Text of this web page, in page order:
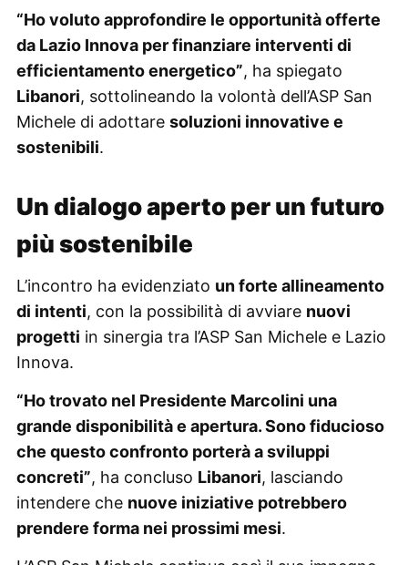
“Ho voluto approfondire le opportunità offerte
da Lazio Innova per finanziare interventi di
efficientamento energetico”, ha spiegato
Libanori, sottolineando la volontà dell’ASP San
Michele di adottare soluzioni innovative e
sostenibili.
Un dialogo aperto per un futuro
più sostenibile
L’incontro ha evidenziato un forte allineamento
di intenti, con la possibilità di avviare nuovi
progetti in sinergia tra l’ASP San Michele e Lazio
Innova.
“Ho trovato nel Presidente Marcolini una
grande disponibilità e apertura. Sono fiducioso
che questo confronto porterà a sviluppi
concreti”, ha concluso Libanori, lasciando
intendere che nuove iniziative potrebbero
prendere forma nei prossimi mesi.